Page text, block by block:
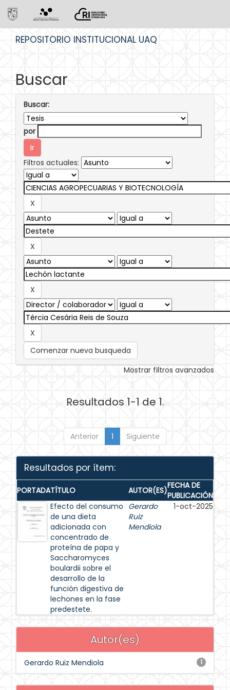
REPOSITORIO INSTITUCIONAL UAQ
Buscar
Buscar:
por
Filtros actuales:
Comenzar nueva busqueda
Mostrar filtros avanzados
Resultados 1-1 de 1.
Anterior 1 Siguiente
Resultados por ítem:
PORTADATÍTULO AUTOR(ES)FECHA DE
PUBLICACIÓN
Efecto del consumo
de una dieta
adicionada con
concentrado de
proteína de papa y
Saccharomyces
boulardii sobre el
desarrollo de la
función digestiva de
lechones en la fase
predestete.
Gerardo
Ruiz
Mendiola
1-oct-2025
Autor(es)
1
Gerardo Ruiz Mendiola